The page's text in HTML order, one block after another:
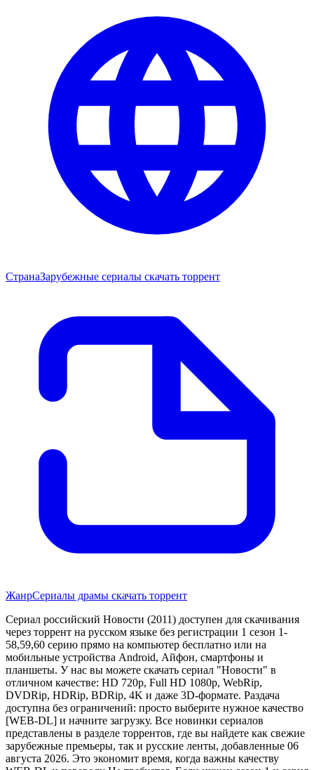
СтранаЗарубежные сериалы скачать торрент
ЖанрСериалы драмы скачать торрент
Сериал российский Новости (2011) доступен для скачивания
через торрент на русском языке без регистрации 1 сезон 1-
58,59,60 серию прямо на компьютер бесплатно или на
мобильные устройства Android, Айфон, смартфоны и
планшеты. У нас вы можете скачать сериал "Новости" в
отличном качестве: HD 720p, Full HD 1080p, WebRip,
DVDRip, HDRip, BDRip, 4K и даже 3D-формате. Раздача
доступна без ограничений: просто выберите нужное качество
[WEB-DL] и начните загрузку. Все новинки сериалов
представлены в разделе торрентов, где вы найдете как свежие
зарубежные премьеры, так и русские ленты, добавленные 06
августа 2026. Это экономит время, когда важны качеству